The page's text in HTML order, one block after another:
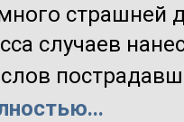
страшней
случаев